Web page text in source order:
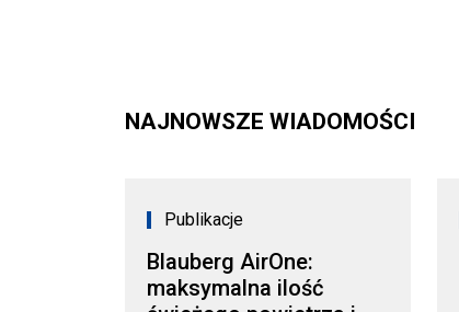
NAJNOWSZE WIADOMOŚCI
Publikacje
Blauberg AirOne:
maksymalna ilość